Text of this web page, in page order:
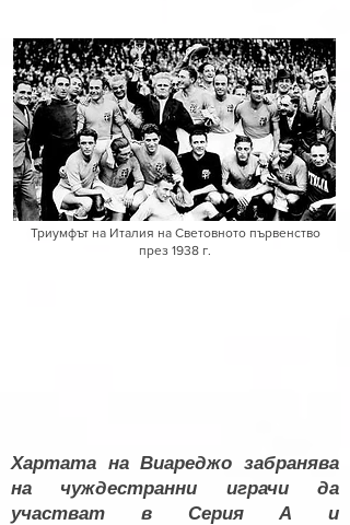
Триумфът на Италия на Световното първенство
през 1938 г.
Хартата на Виареджо забранява
на чуждестранни играчи да
участват в Серия А и